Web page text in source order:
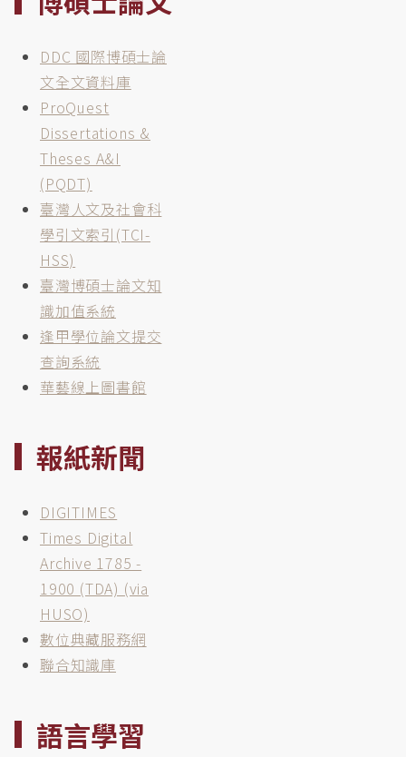
DDC 國際博碩士論
文全文資料庫
ProQuest
Dissertations &
Theses A&I
(PQDT)
臺灣人文及社會科
學引文索引(TCI-
HSS)
臺灣博碩士論文知
識加值系統
逢甲學位論文提交
查詢系統
華藝線上圖書館
報紙新聞
DIGITIMES
Times Digital
Archive 1785 -
1900 (TDA) (via
HUSO)
數位典藏服務網
聯合知識庫
語言學習